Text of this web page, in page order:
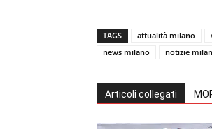
TAGS attualità milano
news milano
notizie
Articoli collegati